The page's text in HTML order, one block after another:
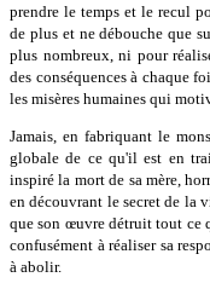
prendre le temps et le recul
de plus et ne débouche que
plus nombreux, ni pour
des conséquences à chaque
les misères humaines qui
Jamais, en fabriquant le
globale de ce qu'il est en
inspiré la mort de sa mère,
en découvrant le secret de la
que son œuvre détruit tout ce
confusément à réaliser sa
à abolir.